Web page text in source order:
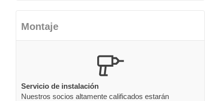
Montaje
Servicio de instalación
Nuestros socios altamente calificados estarán